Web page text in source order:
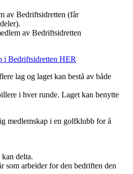
av Bedriftsidretten (får
av Bedriftsidretten
i Bedriftsidretten HER
lag og laget kan bestå av både
i hver runde. Laget kan benytte
medlemskap i en golfklubb for å
delta.
som arbeider for den bedriften den